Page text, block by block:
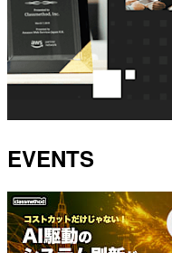
EVENTS